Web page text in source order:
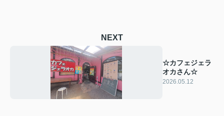
NEXT
☆カフェジェラ
オカさん☆
2026.05.12